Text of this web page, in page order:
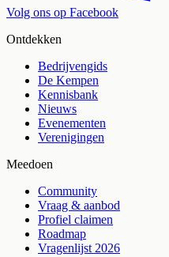
Volg ons op Facebook
Ontdekken
Bedrijvengids
De Kempen
Kennisbank
Nieuws
Evenementen
Verenigingen
Meedoen
Community
Vraag & aanbod
Profiel claimen
Roadmap
Vragenlijst 2026